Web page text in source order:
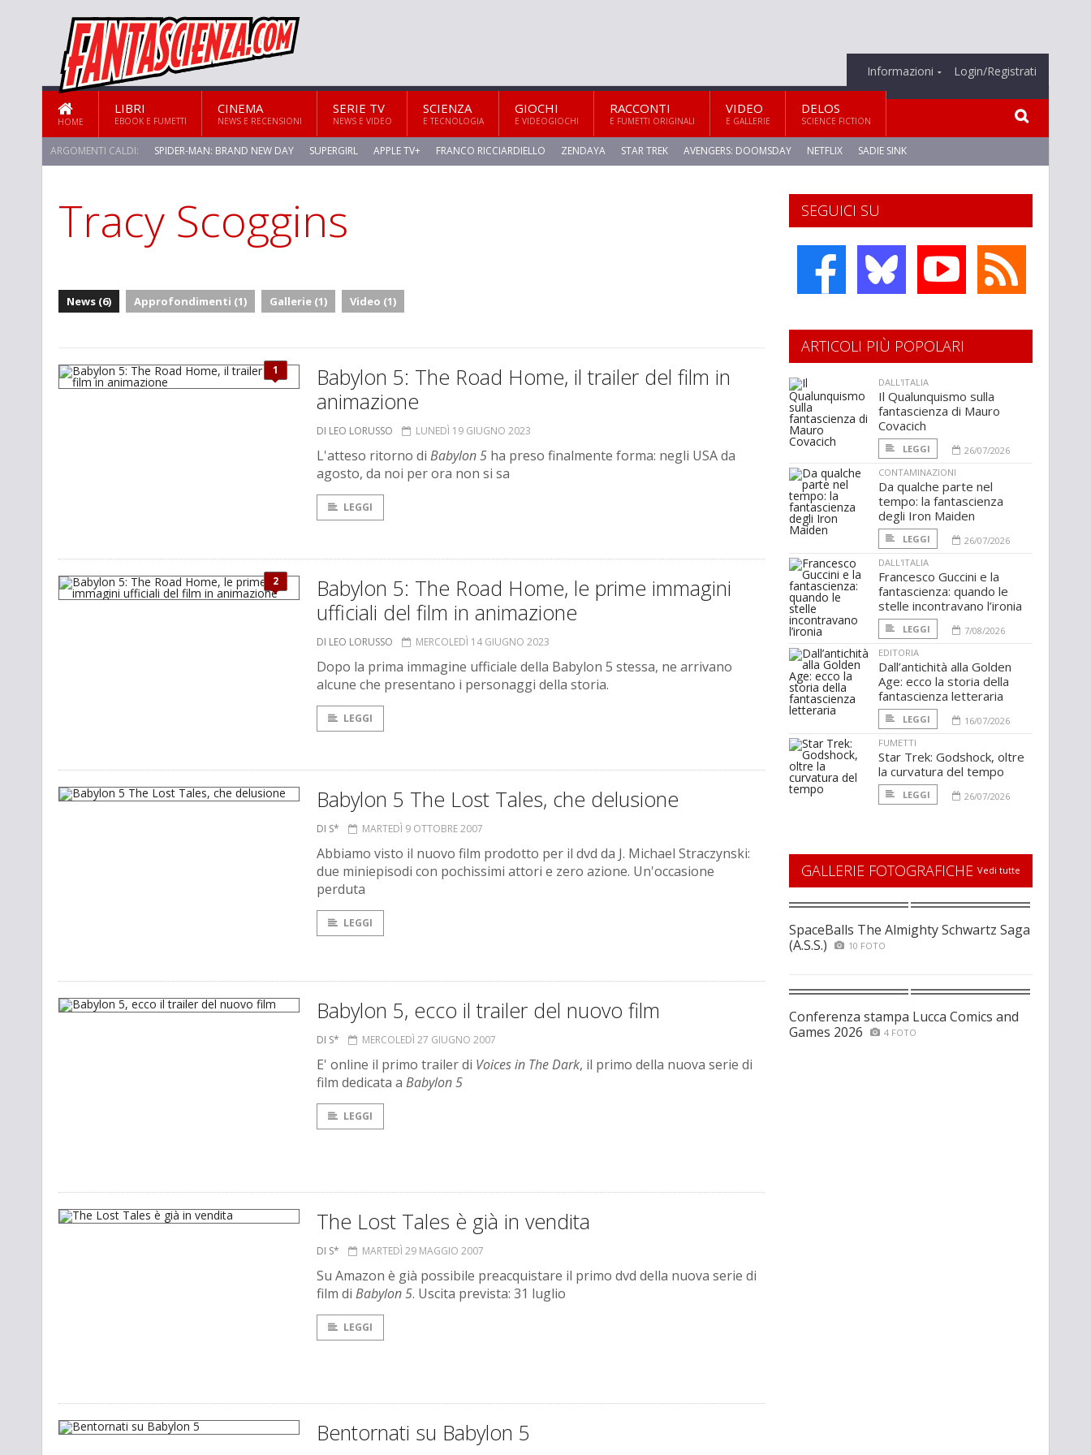
Informazioni Login/Registrati
HOME
LIBRI
EBOOK E FUMETTI
CINEMA
NEWS E RECENSIONI
SERIE TV
NEWS E VIDEO
SCIENZA
E TECNOLOGIA
GIOCHI
E VIDEOGIOCHI
RACCONTI
E FUMETTI ORIGINALI
VIDEO
E GALLERIE
DELOS
SCIENCE FICTION
ARGOMENTI CALDI: SPIDER-MAN: BRAND NEW DAY SUPERGIRL APPLE TV+ FRANCO RICCIARDIELLO ZENDAYA STAR TREK AVENGERS: DOOMSDAY NETFLIX SADIE SINK
STAR TREK: STRANGE NEW WORLDS
Tracy Scoggins
News (6) Approfondimenti (1) Gallerie (1) Video (1)
1
Babylon 5: The Road Home, il trailer del film in
animazione
DI LEO LORUSSO LUNEDÌ 19 GIUGNO 2023
L'atteso ritorno di Babylon 5 ha preso finalmente forma: negli USA da
agosto, da noi per ora non si sa
LEGGI
2
Babylon 5: The Road Home, le prime immagini
ufficiali del film in animazione
DI LEO LORUSSO MERCOLEDÌ 14 GIUGNO 2023
Dopo la prima immagine ufficiale della Babylon 5 stessa, ne arrivano
alcune che presentano i personaggi della storia.
LEGGI
Babylon 5 The Lost Tales, che delusione
DI S* MARTEDÌ 9 OTTOBRE 2007
Abbiamo visto il nuovo film prodotto per il dvd da J. Michael Straczynski:
due miniepisodi con pochissimi attori e zero azione. Un'occasione
perduta
LEGGI
Babylon 5, ecco il trailer del nuovo film
DI S* MERCOLEDÌ 27 GIUGNO 2007
E' online il primo trailer di Voices in The Dark, il primo della nuova serie di
film dedicata a Babylon 5
LEGGI
The Lost Tales è già in vendita
DI S* MARTEDÌ 29 MAGGIO 2007
Su Amazon è già possibile preacquistare il primo dvd della nuova serie di
film di Babylon 5. Uscita prevista: 31 luglio
LEGGI
Bentornati su Babylon 5
SEGUICI SU
ARTICOLI PIÙ POPOLARI
DALL'ITALIA
Il Qualunquismo sulla
fantascienza di Mauro
Covacich
LEGGI
26/07/2026
CONTAMINAZIONI
Da qualche parte nel
tempo: la fantascienza
degli Iron Maiden
LEGGI
26/07/2026
DALL'ITALIA
Francesco Guccini e la
fantascienza: quando le
stelle incontravano l’ironia
LEGGI
7/08/2026
EDITORIA
Dall’antichità alla Golden
Age: ecco la storia della
fantascienza letteraria
LEGGI
16/07/2026
FUMETTI
Star Trek: Godshock, oltre
la curvatura del tempo
LEGGI 26/07/2026
GALLERIE FOTOGRAFICHE Vedi tutte
SpaceBalls The Almighty Schwartz Saga
(A.S.S.)
10 FOTO
Conferenza stampa Lucca Comics and
Games 2026
4 FOTO